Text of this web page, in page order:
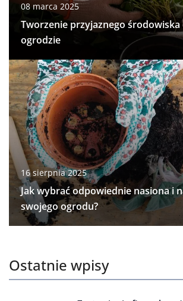
08 marca 2025
Tworzenie przyjaznego
ogrodzie
16 sierpnia 2025
Jak wybrać odpowiednie nasiona i
swojego ogrodu?
Ostatnie wpisy